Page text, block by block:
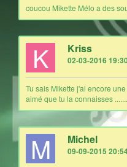
coucou Mikette Mélo a des
K Kriss
02-03-2016
Tu sais Mikette j'ai encore
aimé que tu la connaisses
M Michel
09-09-2015